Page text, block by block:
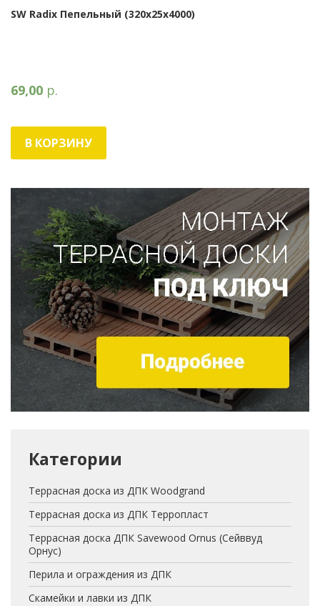
SW Radix Пепельный (320х25х4000)
69,00 р.
В КОРЗИНУ
Категории
Террасная доска из ДПК Woodgrand
Террасная доска из ДПК Терропласт
Террасная доска ДПК Savewood Ornus (Сейввуд
Орнус)
Перила и ограждения из ДПК
Скамейки и лавки из ДПК